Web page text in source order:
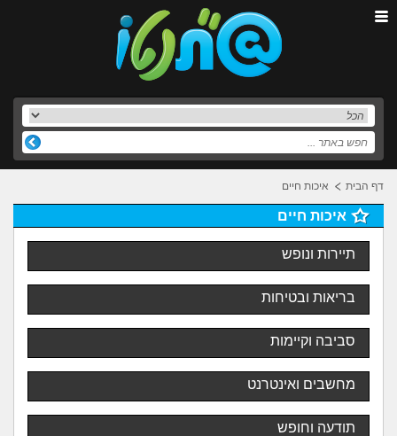
דף הבית איכות חיים
איכות חיים
תיירות ונופש
בריאות ובטיחות
סביבה וקיימות
מחשבים ואינטרנט
תודעה וחופש